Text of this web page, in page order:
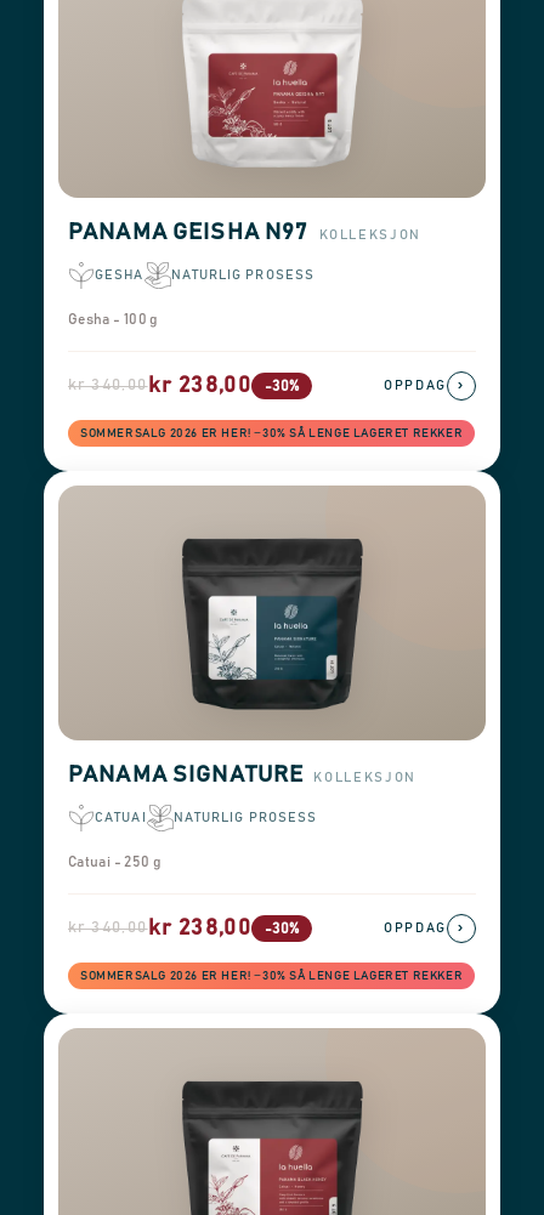
PANAMA GEISHA N97 KOLLEKSJON
GESHA NATURLIG PROSESS
Gesha - 100 g
kr 340,00kr 238,00 -30%
SOMMERSALG 2026 ER HER! −30% SÅ LENGE LAGERET REKKER
OPPDAG ›
PANAMA SIGNATURE KOLLEKSJON
CATUAI NATURLIG PROSESS
Catuai - 250 g
kr 340,00kr 238,00 -30%
SOMMERSALG 2026 ER HER! −30% SÅ LENGE LAGERET REKKER
OPPDAG ›